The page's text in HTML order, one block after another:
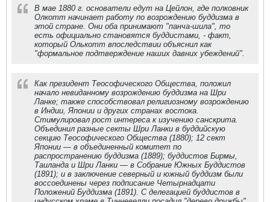
В мае 1880 г. основатели едут на Цейлон, где полковник
Олкотт начинает работу по возрождению буддизма в
этой стране. Они оба принимают "панча-шила", то
есть официально становятся буддистами, - факт,
который Олькотт впоследствии объяснил как
"формальное подтверждение наших давних убеждений".
Как президент Теософического Общества, положил
начало невиданному возрождению буддизма на Шри
Ланке; также способствовал религиозному возрождению
в Индии, Японии и других странах востока.
Стимулировал рост интереса к изучению санскрита.
Объединил разные секты Шри Ланки в буддийскую
секцию Теософического Общества (1880); 12 сект
Японии — в объединенный комитет по
распространению буддизма (1889); буддистов Бирмы,
Таиланда и Шри Ланки — в Собрание Южных Буддистов
(1891); и в заключение северный и южный буддизм были
воссоединены через подписание Четырнадцати
Положений Буддизма (1891). С делегацией буддистов в